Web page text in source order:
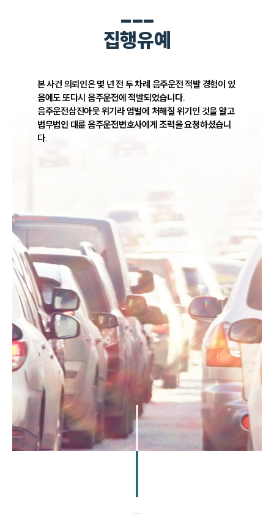
___
집행유예
본 사건 의뢰인은 몇 년 전 두 차례 음주운전 적발 경험이 있
음에도 또다시 음주운전에 적발되었습니다.
음주운전삼진아웃 위기라 엄벌에 처해질 위기인 것을 알고
법무법인 대륜 음주운전변호사에게 조력을 요청하셨습니
다.